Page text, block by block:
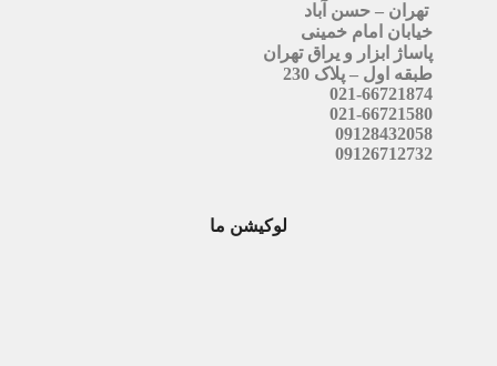
تهران – حسن آباد
خیابان امام خمینی
پاساژ ابزار و یراق تهران
طبقه اول – پلاک 230
021-66721874
021-66721580
09128432058
09126712732
لوکیشن ما